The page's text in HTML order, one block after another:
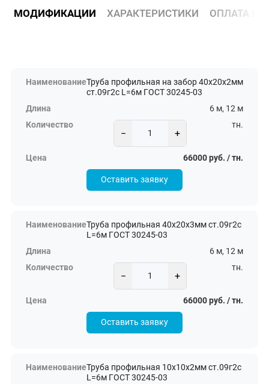
МОДИФИКАЦИИ ХАРАКТЕРИСТИКИ ОПЛАТА И
Труба профильная на забор 40х20х2мм
ст.09г2с L=6м ГОСТ 30245-03
6 м, 12 м
− +
тн.
66000 руб. / тн.
Оставить заявку
Труба профильная 40х20х3мм ст.09г2с
L=6м ГОСТ 30245-03
6 м, 12 м
− +
тн.
66000 руб. / тн.
Оставить заявку
Труба профильная 10х10х2мм ст.09г2с
L=6м ГОСТ 30245-03